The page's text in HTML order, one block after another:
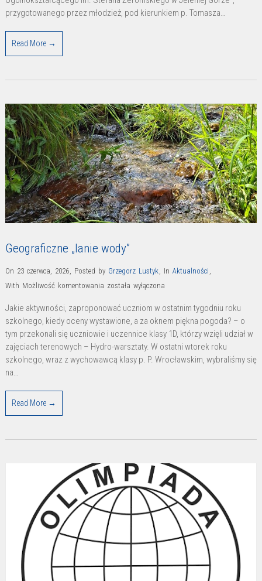
przygotowanego przez młodzież, pod kierunkiem p. Tomasza…
Read More →
Geograficzne „lanie wody”
On 23 czerwca, 2026, Posted by Grzegorz Lustyk, In Aktualności ,
With Możliwość komentowania Geograficzne
została wyłączona
Jakie aktywności, zaproponować uczniom w ostatnim tygodniu roku
szkolnego, kiedy oceny wystawione, a za oknem piękna pogoda? – o
tym przekonali się uczniowie i uczennice klasy 1D, którzy wzięli udział w
zajęciach terenowych – Hydro-warsztaty. W ostatni wtorek roku
szkolnego, wraz z wychowawcą klasy p. P. Wrocławskim, wybraliśmy się
na…
Read More →